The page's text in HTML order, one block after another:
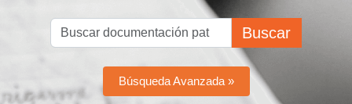
Buscar
Búsqueda Avanzada »